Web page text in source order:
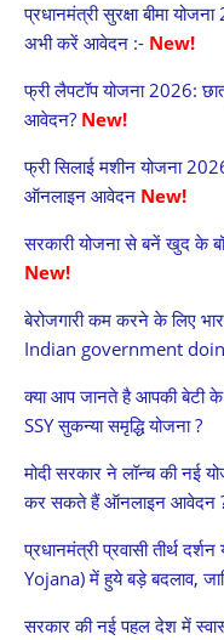
प्रधानमंत्री सुरक्षा बीमा
अभी करें आवेदन :- New!
फ्री लैपटॉप योजना 2026:
आवेदन? New!
फ्री सिलाई मशीन योजना
ऑनलाइन आवेदन New!
सरकारी योजना से बनें खुद के
New!
बेरोजगारी कम करने के लिए
Indian government
क्या आप जानते है आपकी बेटी
SSY सुकन्या समृद्धि योजना ?
मोदी सरकार ने लॉन्च की नई
कर सकते हैं ऑनलाइन आवेदन
प्रधानमंत्री प्रवासी तीर्थ
Yojana) में हुये बड़े बदलाव,
सरकार की नई पहल देश में